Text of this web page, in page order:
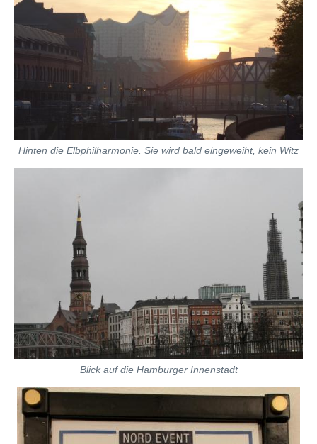
Hinten die Elbphilharmonie. Sie wird bald eingeweiht, kein Witz
Blick auf die Hamburger Innenstadt